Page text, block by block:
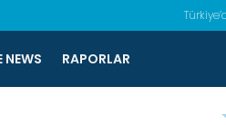
NEWS RAPORLAR